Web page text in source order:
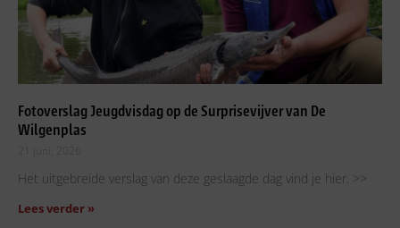
Fotoverslag Jeugdvisdag op de Surprisevijver van De
Wilgenplas
Het uitgebreide verslag van deze geslaagde dag vind je hier. >>
Lees verder »